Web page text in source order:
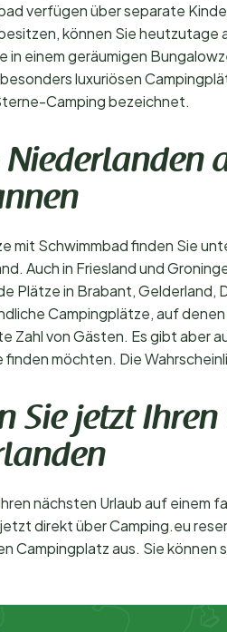
verfügen über separate
können Sie heutzutage
in einem geräumigen
luxuriösen
Camping bezeichnet.
Niederlanden
mit Schwimmbad finden Sie
Auch in Friesland und
Plätze in Brabant, Gelderland,
Campingplätze, auf
Zahl von Gästen. Es gibt aber
finden möchten. Die
Sie jetzt
nächsten Urlaub auf einem
direkt über Camping.eu
Campingplatz aus. Sie